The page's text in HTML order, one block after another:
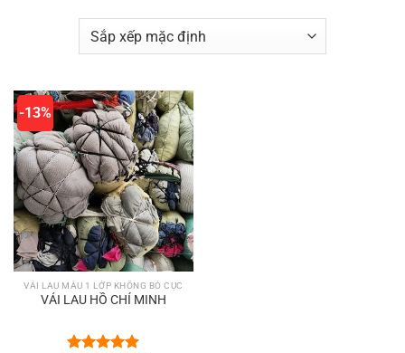
-13%
VẢI LAU MÀU 1 LỚP KHÔNG BÓ CỤC
VẢI LAU HỒ CHÍ MINH